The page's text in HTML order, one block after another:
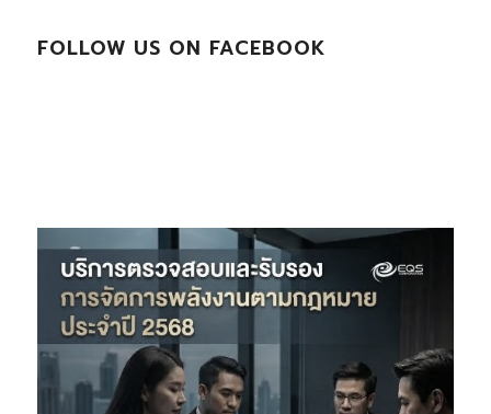
FOLLOW US ON FACEBOOK